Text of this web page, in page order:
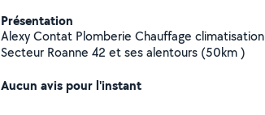
Présentation
Alexy Contat Plomberie Chauffage climatisation
Secteur Roanne 42 et ses alentours (50km )
Aucun avis pour l'instant